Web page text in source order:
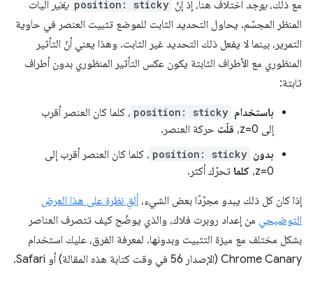
مع ذلك،يوجد اختلاف هنا، إذ إنّ position: sticky يغيّر آليات
المنظر المجسّم. يحاول التحديد الثابت للموضع تثبيت العنصر في حاوية
التمرير، بينما لا يفعل ذلك التحديد غير الثابت. وهذا يعني أنّ التأثير
المنظوري مع الأطراف الثابتة يكون عكس التأثير المنظوري بدون أطراف
ثابتة:
باستخدام position: sticky ، كلما كان العنصر أقرب
إلى z=0،
قلّت حركة العنصر.
بدون position: sticky ، كلما كان العنصر أقرب إلى
z=0، كلما تحرّك أكثر.
إذا كان كل ذلك يبدو مجرّدًا بعض الشيء، ألقِ نظرة على هذا العرض
التوضيحي من إعداد روبرت فلاك، والذي يوضّح كيف تتصرف العناصر
بشكل مختلف مع ميزة التثبيت وبدونها. لمعرفة الفرق، عليك استخدام
Chrome Canary (الإصدار 56 في وقت كتابة هذه المقالة) أو Safari.